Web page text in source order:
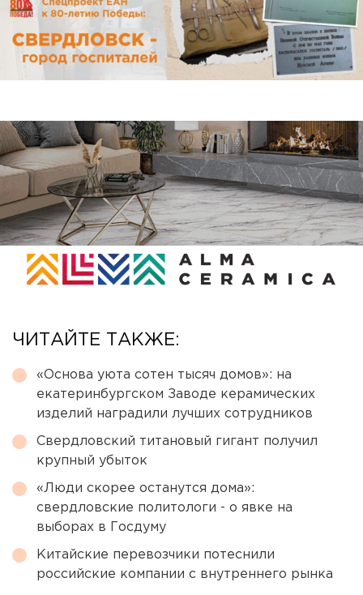
ЧИТАЙТЕ ТАКЖЕ:
«Основа уюта сотен тысяч домов»: на
екатеринбургском Заводе керамических
изделий наградили лучших сотрудников
Свердловский титановый гигант получил
крупный убыток
«Люди скорее останутся дома»:
свердловские политологи - о явке на
выборах в Госдуму
Китайские перевозчики потеснили
российские компании с внутреннего рынка